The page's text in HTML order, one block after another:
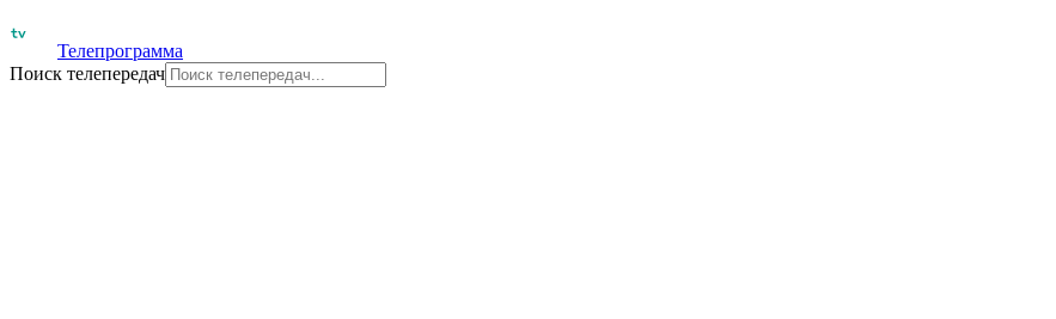
Телепрограмма
Поиск телепередач